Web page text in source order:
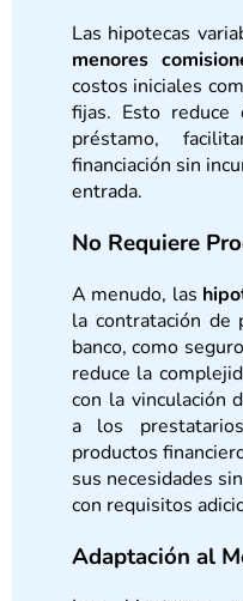
Las hipotecas
menores
costos iniciales
fijas. Esto
préstamo,
financiación sin
entrada.
No Requiere
A menudo, las
la contratación de
banco, como
reduce la
con la vinculación
a los
productos
sus necesidades
con requisitos
Adaptación al